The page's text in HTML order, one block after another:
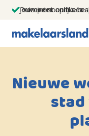
Jouw persoonlijke
Duizenden euro's
Prominent op funda
Nieuwe